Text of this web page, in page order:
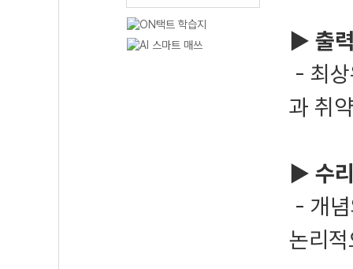
▶ 출
- 최
과 취
▶ 수
- 개
논리